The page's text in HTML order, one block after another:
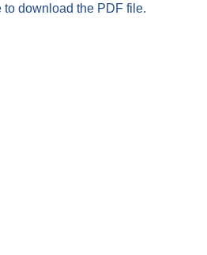
to download the PDF file.